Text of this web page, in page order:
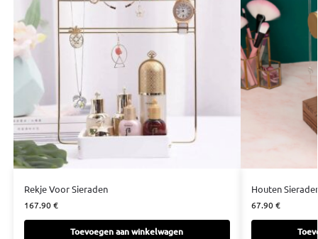
Rekje Voor Sieraden
167.90€
Toevoegen aan winkelwagen
Houten
67.90€